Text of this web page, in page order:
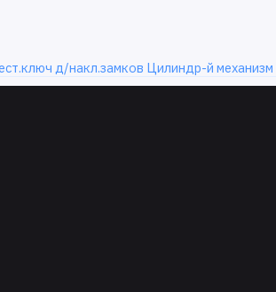
д/накл.замков Цилиндр-й